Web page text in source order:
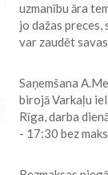
uzmanību āra
jo dažas preces,
var zaudēt
Saņemšana
birojā Varkaļu
Rīga, darba
- 17:30 bez